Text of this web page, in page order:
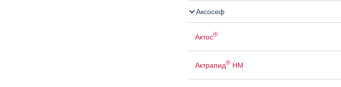
Аксосеф
Актос®
Актрапид®НМ